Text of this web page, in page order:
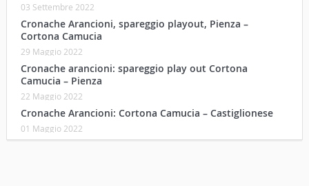
03 Settembre 2022
Cronache Arancioni, spareggio playout, Pienza –
Cortona Camucia
29 Maggio 2022
Cronache arancioni: spareggio play out Cortona
Camucia – Pienza
22 Maggio 2022
Cronache Arancioni: Cortona Camucia – Castiglionese
01 Maggio 2022